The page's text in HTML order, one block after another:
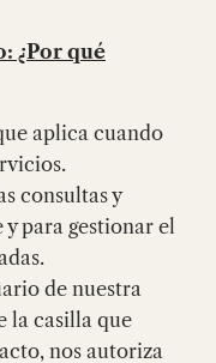
¿Por qué
aplica cuando
consultas y
para gestionar el
de nuestra
la casilla que
nos autoriza